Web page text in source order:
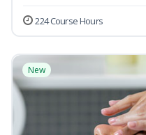
224 Course Hours
New